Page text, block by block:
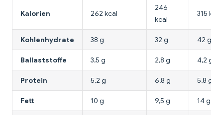
Kalorien 262 kcal
246
kcal
315 kcal
Kohlenhydrate 38 g 32 g 42 g
Ballaststoffe 3,5 g 2,8 g 4,2 g
Protein 5,2 g 6,8 g 5,8 g
Fett 10 g 9,5 g 14 g